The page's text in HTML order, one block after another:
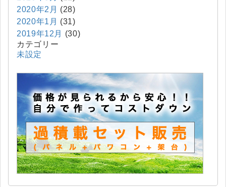
2020年2月 (28)
2020年1月 (31)
2019年12月
(30)
カテゴリー
未設定